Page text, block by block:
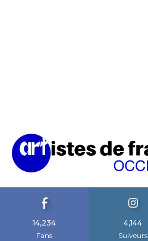
14,234
Fans
4,144
Suiveurs